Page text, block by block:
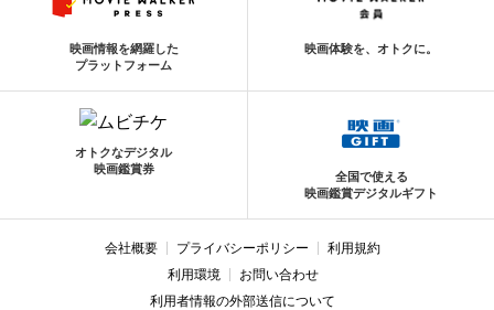
映画情報を網羅した
プラットフォーム
映画体験を、オトクに。
オトクなデジタル
映画鑑賞券
全国で使える
映画鑑賞デジタルギフト
会社概要 プライバシーポリシー
利用規約
利用環境
お問い合わせ
利用者情報の外部送信について